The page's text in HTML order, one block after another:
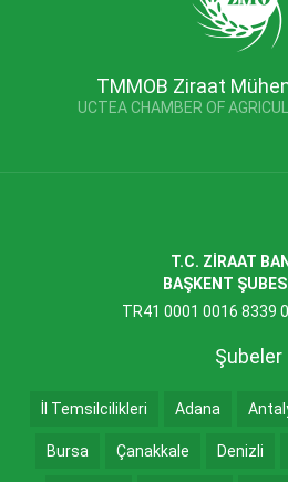
TMMOB Ziraat
UCTEA CHAMBER OF
T.C. ZİRAAT
BAŞKENT
TR41 0001 0016 8339
Şubeler
İl Temsilcilikleri Adana
Bursa Çanakkale Denizli